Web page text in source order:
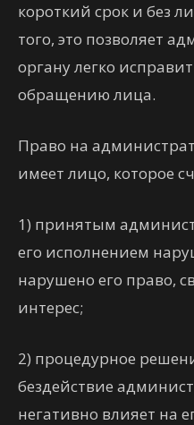
короткий срок и без
того, это позволяет
органу легко
обращению лица.
Право на
имеет лицо, которое
1) принятым
его исполнением
нарушено его право,
интерес;
2) процедурное
бездействие
негативно влияет на